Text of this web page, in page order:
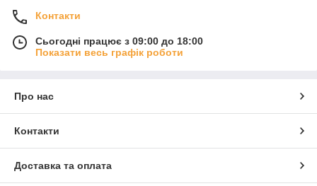
Контакти
Сьогодні працює з 09:00 до 18:00
Показати весь графік роботи
Про нас
Контакти
Доставка та оплата